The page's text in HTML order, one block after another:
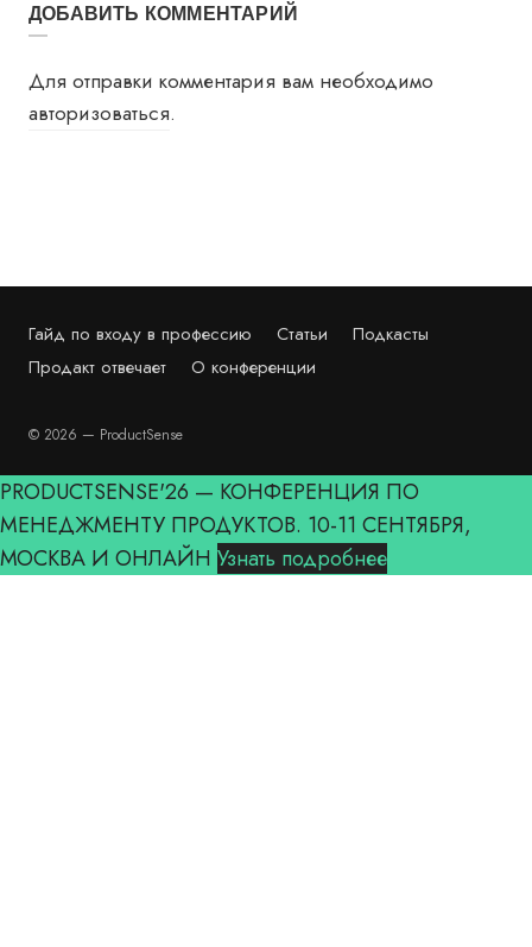
ДОБАВИТЬ КОММЕНТАРИЙ
Для отправки комментария вам необходимо
авторизоваться.
Гайд по входу в профессию Статьи
Подкасты
Продакт отвечает
О конференции
© 2026 — ProductSense
PRODUCTSENSE'26 — КОНФЕРЕНЦИЯ ПО
МЕНЕДЖМЕНТУ ПРОДУКТОВ. 10-11 СЕНТЯБРЯ,
МОСКВА И ОНЛАЙН Узнать подробнее